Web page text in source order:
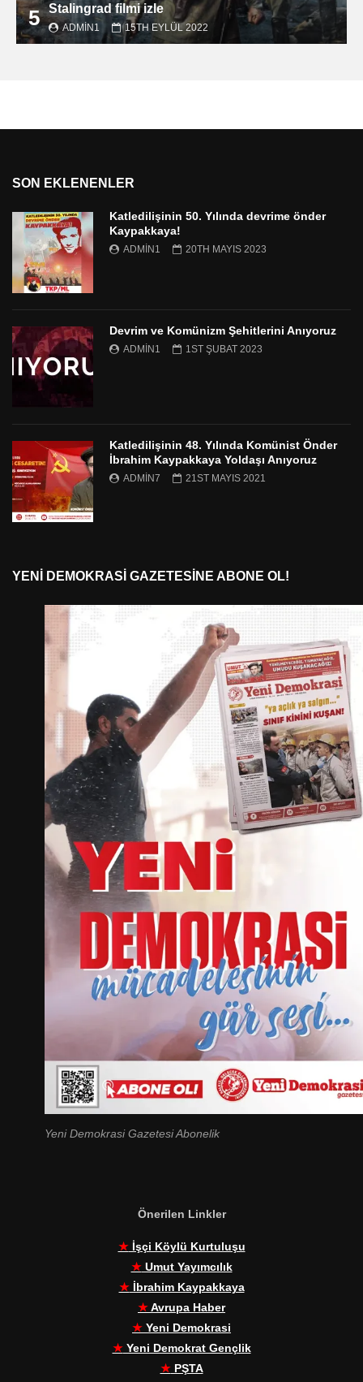
5 Stalingrad filmi izle
ADMIN1 15TH EYLÜL 2022
SON EKLENENLER
Katledilişinin 50. Yılında devrime önder
Kaypakkaya!
ADMIN1 20TH MAYIS 2023
Devrim ve Komünizm Şehitlerini Anıyoruz
ADMIN1 1ST ŞUBAT 2023
Katledilişinin 48. Yılında Komünist Önder
İbrahim Kaypakkaya Yoldaşı Anıyoruz
ADMIN7 21ST MAYIS 2021
YENI DEMOKRASI GAZETESINE ABONE OL!
Yeni Demokrasi Gazetesi Abonelik
Önerilen Linkler
★İşçi Köylü Kurtuluşu
★Umut Yayımcılık
★İbrahim Kaypakkaya
★Avrupa Haber
★ Yeni Demokrasi
★Yeni Demokrat Gençlik
★PŞTA